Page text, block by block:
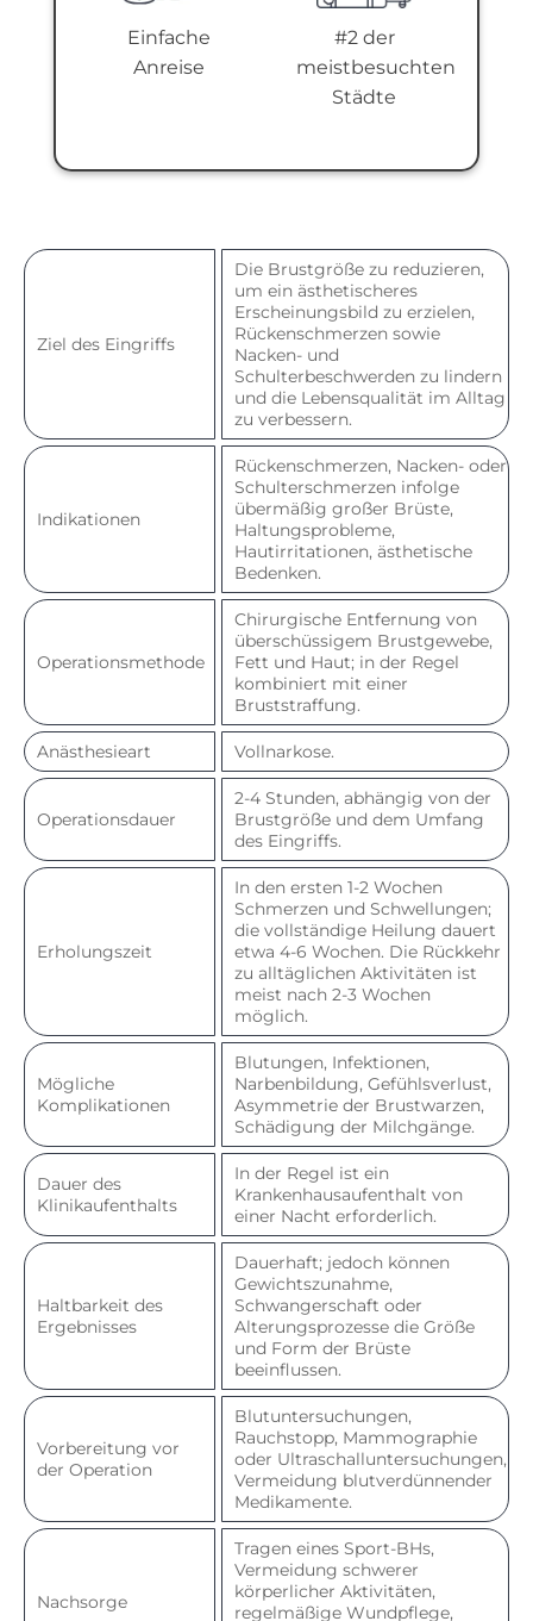
Einfache
Anreise
#2 der
meistbesuchten
Städte
Ziel des Eingriffs
Die Brustgröße zu reduzieren,
um ein ästhetischeres
Erscheinungsbild zu erzielen,
Rückenschmerzen sowie
Nacken- und
Schulterbeschwerden zu lindern
und die Lebensqualität im Alltag
zu verbessern.
Indikationen
Rückenschmerzen, Nacken- oder
Schulterschmerzen infolge
übermäßig großer Brüste,
Haltungsprobleme,
Hautirritationen, ästhetische
Bedenken.
Operationsmethode
Chirurgische Entfernung von
überschüssigem Brustgewebe,
Fett und Haut; in der Regel
kombiniert mit einer
Bruststraffung.
Anästhesieart Vollnarkose.
Operationsdauer
2-4 Stunden, abhängig von der
Brustgröße und dem Umfang
des Eingriffs.
Erholungszeit
In den ersten 1-2 Wochen
Schmerzen und Schwellungen;
die vollständige Heilung dauert
etwa 4-6 Wochen. Die Rückkehr
zu alltäglichen Aktivitäten ist
meist nach 2-3 Wochen
möglich.
Mögliche
Komplikationen
Blutungen, Infektionen,
Narbenbildung, Gefühlsverlust,
Asymmetrie der Brustwarzen,
Schädigung der Milchgänge.
Dauer des
Klinikaufenthalts
In der Regel ist ein
Krankenhausaufenthalt von
einer Nacht erforderlich.
Haltbarkeit des
Ergebnisses
Dauerhaft; jedoch können
Gewichtszunahme,
Schwangerschaft oder
Alterungsprozesse die Größe
und Form der Brüste
beeinflussen.
Vorbereitung vor
der Operation
Blutuntersuchungen,
Rauchstopp, Mammographie
oder Ultraschalluntersuchungen,
Vermeidung blutverdünnender
Medikamente.
Nachsorge
Tragen eines Sport-BHs,
Vermeidung schwerer
körperlicher Aktivitäten,
regelmäßige Wundpflege,